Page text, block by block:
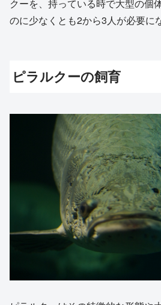
クーを、持っている時で大型の個
のに少なくとも2から3人が必要に
ピラルクーの飼育